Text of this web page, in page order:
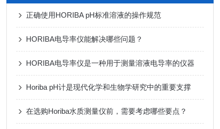
正确使用HORIBA pH标准溶液的操作规范
HORIBA电导率仪能解决哪些问题？
HORIBA电导率仪是一种用于测量溶液电导率的仪器
Horiba pH计是现代化学和生物学研究中的重要支撑
在选购Horiba水质测量仪前，需要考虑哪些要点？